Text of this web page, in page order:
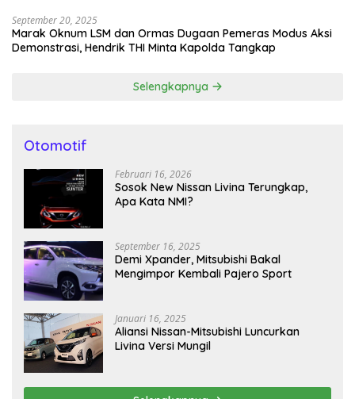
September 20, 2025
Marak Oknum LSM dan Ormas Dugaan Pemeras Modus Aksi
Demonstrasi, Hendrik THI Minta Kapolda Tangkap
Selengkapnya
Otomotif
Februari 16, 2026
Sosok New Nissan Livina Terungkap,
Apa Kata NMI?
September 16, 2025
Demi Xpander, Mitsubishi Bakal
Mengimpor Kembali Pajero Sport
Januari 16, 2025
Aliansi Nissan-Mitsubishi Luncurkan
Livina Versi Mungil